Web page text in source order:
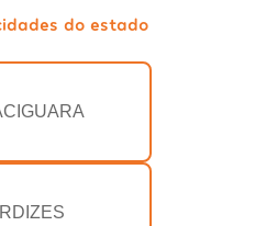
do estado